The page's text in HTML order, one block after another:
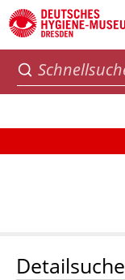
Detailsuche